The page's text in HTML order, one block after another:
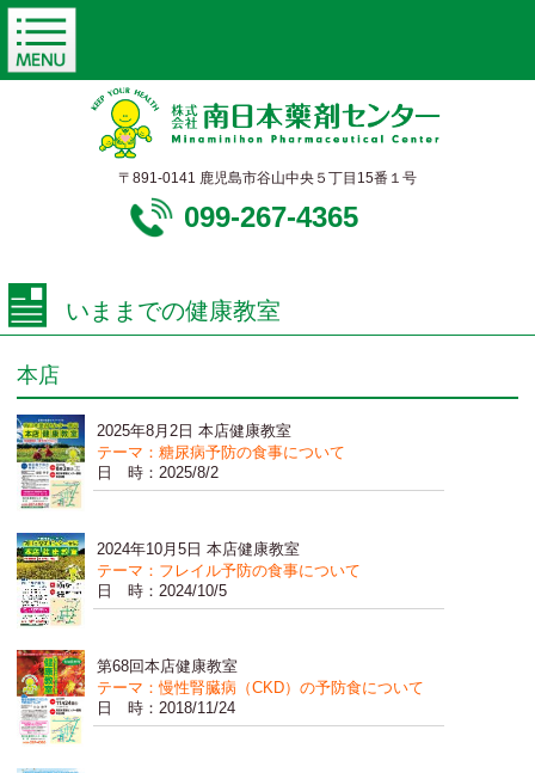
〒891-0141 鹿児島市谷山中央５丁目15番１号
099-267-4365
いままでの健康教室
本店
2025年8月2日 本店健康教室
テーマ：糖尿病予防の食事について
日 時：2025/8/2
2024年10月5日 本店健康教室
テーマ：フレイル予防の食事について
日 時：2024/10/5
第68回本店健康教室
テーマ：慢性腎臓病（CKD）の予防食について
日 時：2018/11/24